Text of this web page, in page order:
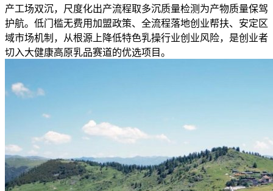
产工场双沉，尺度化出产流程取多沉质量检测为产物质量保驾
护航。低门槛无费用加盟政策、全流程落地创业帮扶、安定区
域市场机制，从根源上降低特色乳操行业创业风险，是创业者
切入大健康高原乳品赛道的优选项目。